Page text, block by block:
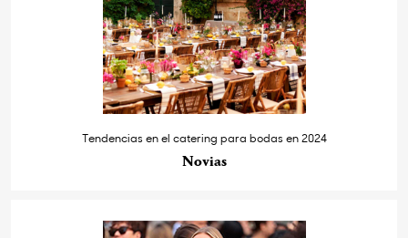
Tendencias en el catering para bodas en 2024
Novias